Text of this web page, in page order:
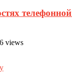
views